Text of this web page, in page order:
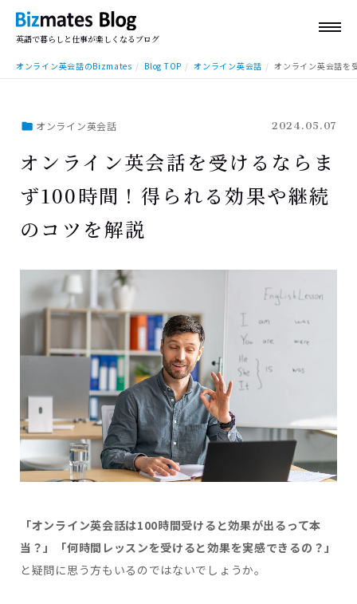
英語で暮らしと仕事が楽しくなるブログ
オンライン英会話のBizmates Blog TOP オンライン英会話 オンライン英会話を
オンライン英会話 2024.05.07
オンライン英会話を受けるならま
ず100時間！得られる効果や継続
のコツを解説
「オンライン英会話は100時間受けると効果が出るって本
当？」「何時間レッスンを受けると効果を実感できるの？」
と疑問に思う方もいるのではないでしょうか。